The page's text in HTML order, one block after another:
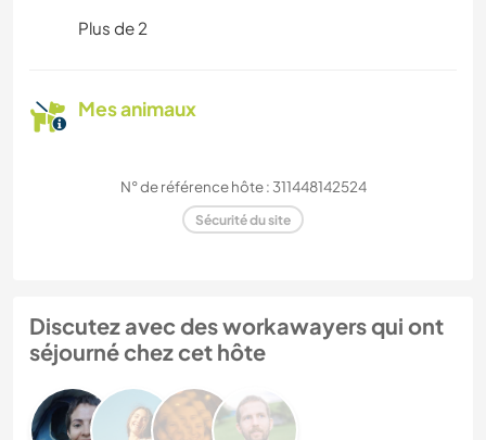
Plus de 2
Mes animaux
N° de référence hôte : 311448142524
Sécurité du site
Discutez avec des workawayers qui ont
séjourné chez cet hôte